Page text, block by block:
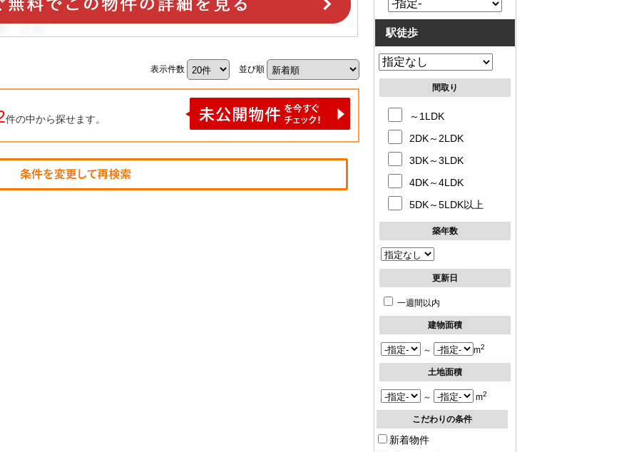
表示件数 並び順
件の中から探せます。
駅徒歩
間取り
～1LDK
2DK～2LDK
3DK～3LDK
4DK～4LDK
5DK～5LDK以上
築年数
更新日
一週間以内
建物面積
～ m2
土地面積
～ m2
こだわりの条件
新着物件